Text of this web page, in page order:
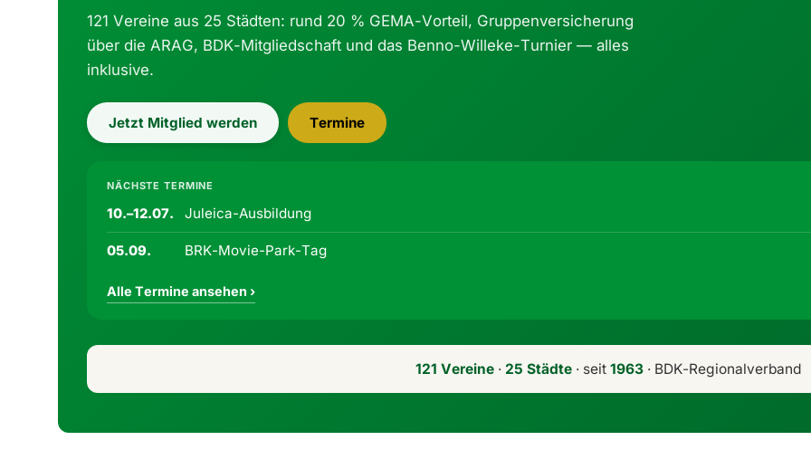
121 Vereine aus 25 Städten: rund 20 % GEMA-Vorteil, Gruppenversicherung
über die ARAG, BDK-Mitgliedschaft und das Benno-Willeke-Turnier — alles
inklusive.
Jetzt Mitglied werden Termine
NÄCHSTE TERMINE
10.–12.07. Juleica-Ausbildung
05.09. BRK-Movie-Park-Tag
Alle Termine ansehen ›
121 Vereine · 25 Städte · seit 1963 · BDK-Regionalverband